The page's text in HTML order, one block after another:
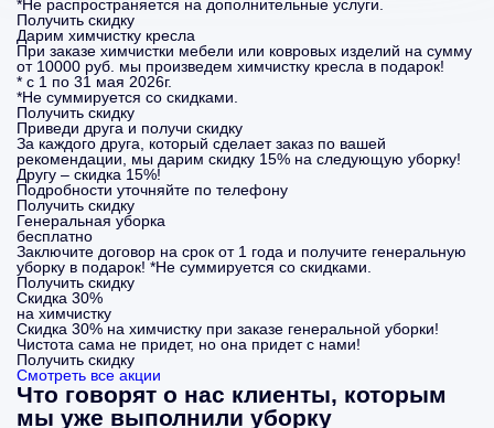
*Не распространяется на дополнительные услуги.
Получить скидку
Дарим химчистку кресла
При заказе химчистки мебели или ковровых изделий на сумму
от 10000 руб. мы произведем химчистку кресла в подарок!
* с 1 по 31 мая 2026г.
*Не суммируется со скидками.
Получить скидку
Приведи друга и получи скидку
За каждого друга, который сделает заказ по вашей
рекомендации, мы дарим скидку 15% на следующую уборку!
Другу – скидка 15%!
Подробности уточняйте по телефону
Получить скидку
Генеральная уборка
бесплатно
Заключите договор на срок от 1 года и получите генеральную
уборку в подарок! *Не суммируется со скидками.
Получить скидку
Скидка 30%
на химчистку
Скидка 30% на химчистку при заказе генеральной уборки!
Чистота сама не придет, но она придет с нами!
Получить скидку
Смотреть все акции
Что говорят о нас клиенты, которым
мы уже выполнили уборку